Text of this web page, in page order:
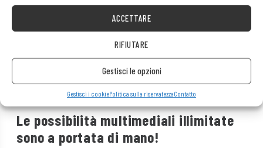
ACCETTARE
RIFIUTARE
Gestisci le opzioni
Gestisci i cookiePolitica sulla riservatezzaContatto
Vuoi lavorare comodamente con il tuo laptop in qualsiasi condizione,
senza il rischio di abbagliamento o affaticamento degli occhi?
è la soluzione perfetta per te!
che ti consentirà di lavorare liberamente in diverse condizioni, sia
comodamente senza provare fastidio.
Le possibilità multimediali illimitate
sono a portata di mano!